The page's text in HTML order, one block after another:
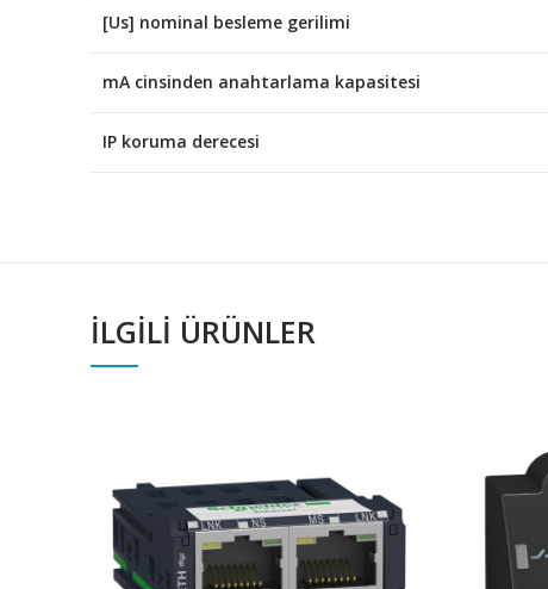
[Us] nominal besleme gerilimi
mA cinsinden anahtarlama kapasitesi
IP koruma derecesi
İLGILI ÜRÜNLER